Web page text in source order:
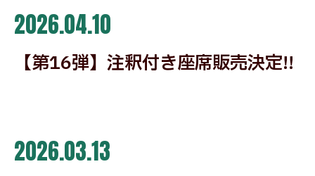
2026.04.10
【第16弾】注釈付き座席販売決定!!
2026.03.13